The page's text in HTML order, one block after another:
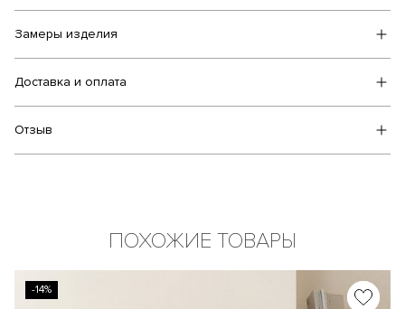
Замеры изделия
Доставка и оплата
Отзыв
ПОХОЖИЕ ТОВАРЫ
-14%